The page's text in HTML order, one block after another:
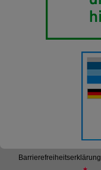
Barrierefreiheitserklärung